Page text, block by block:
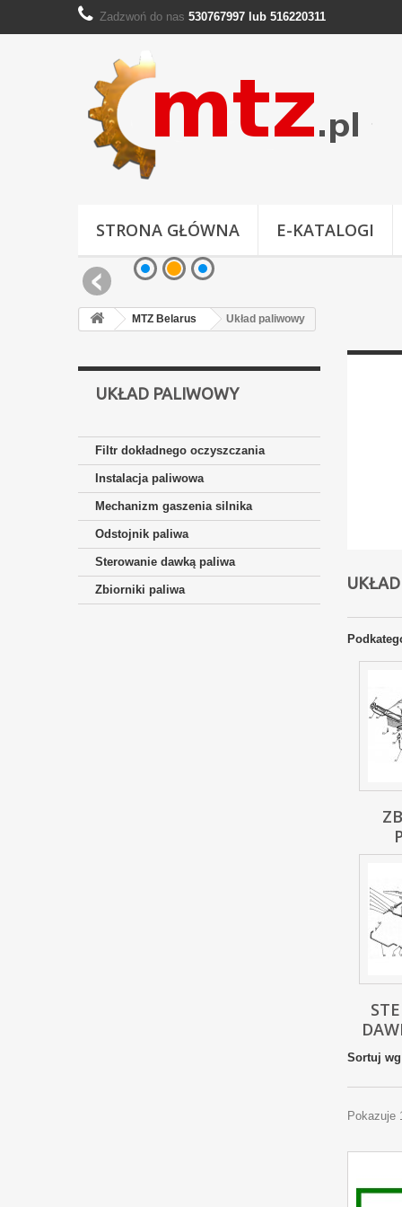
Zadzwoń do nas 530767997 lub 516220311
STRONA GŁÓWNA E-KATALOGI
MTZ Belarus Układ paliwowy
UKŁAD PALIWOWY
Filtr dokładnego oczyszczania
Instalacja paliwowa
Mechanizm gaszenia silnika
Odstojnik paliwa
Sterowanie dawką paliwa
Zbiorniki paliwa
Sortuj wg
Pokazuje